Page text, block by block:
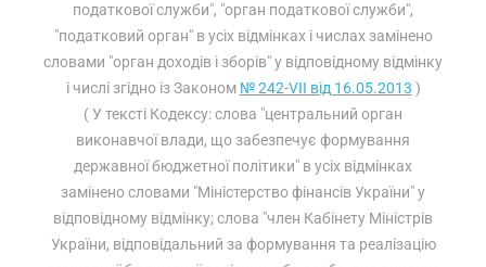
податкової служби", "орган податкової служби",
"податковий орган" в усіх відмінках і числах замінено
словами "орган доходів і зборів" у відповідному відмінку
і числі згідно із Законом № 242-VII від 16.05.2013 )
( У тексті Кодексу: слова "центральний орган
виконавчої влади, що забезпечує формування
державної бюджетної політики" в усіх відмінках
замінено словами "Міністерство фінансів України" у
відповідному відмінку; слова "член Кабінету Міністрів
України, відповідальний за формування та реалізацію